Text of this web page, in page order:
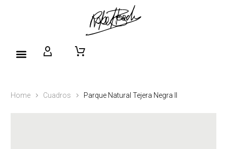
Home Cuadros Parque Natural Tejera Negra II